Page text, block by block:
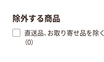
除外する商品
直送品、お取り寄せ品を除く
（0）